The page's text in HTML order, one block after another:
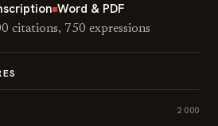
Word & PDF
citations, 750 expressions
2 000